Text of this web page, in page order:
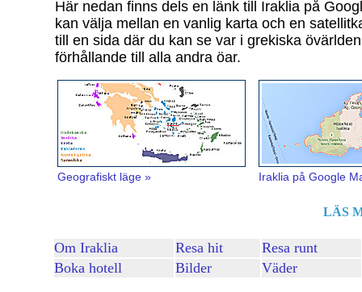
Här nedan finns dels en länk till Iraklia på
kan välja mellan en vanlig karta och en
till en sida där du kan se var i grekiska
förhållande till alla andra öar.
Geografiskt läge » Iraklia på Google
LÄS
Om Iraklia Resa hit
Resa runt
Boka hotell
Bilder Väder